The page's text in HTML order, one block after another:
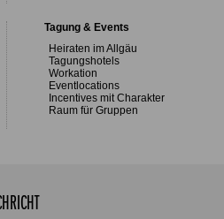
Tagung & Events
Heiraten im Allgäu
Tagungshotels
Workation
Eventlocations
Incentives mit Charakter
Raum für Gruppen